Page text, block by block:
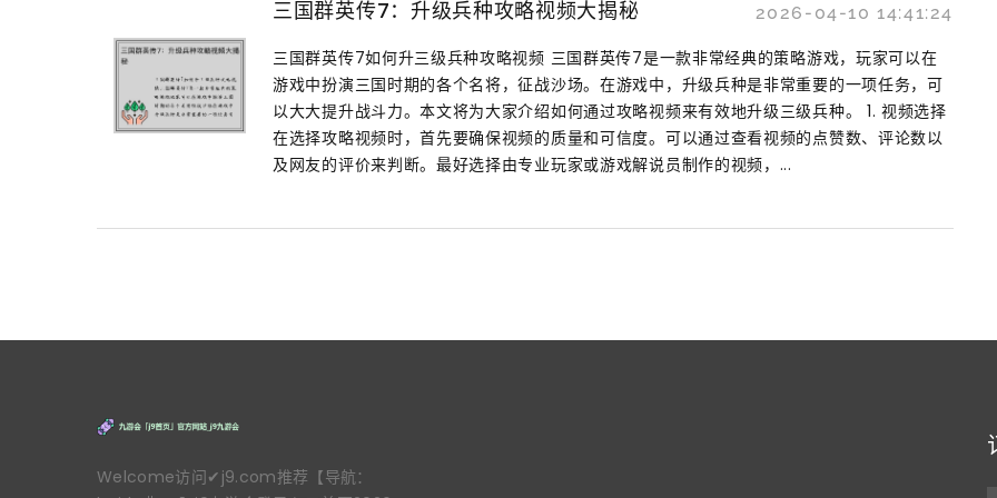
三国群英传7：升级兵种攻略视频大揭秘 2026-04-10 14:41:24
三国群英传7如何升三级兵种攻略视频 三国群英传7是一款非常经典的策略游戏，玩家可以在
游戏中扮演三国时期的各个名将，征战沙场。在游戏中，升级兵种是非常重要的一项任务，可
以大大提升战斗力。本文将为大家介绍如何通过攻略视频来有效地升级三级兵种。 1. 视频选择
在选择攻略视频时，首先要确保视频的质量和可信度。可以通过查看视频的点赞数、评论数以
及网友的评价来判断。最好选择由专业玩家或游戏解说员制作的视频，...
Welcome访问✔j9.com推荐【导航：